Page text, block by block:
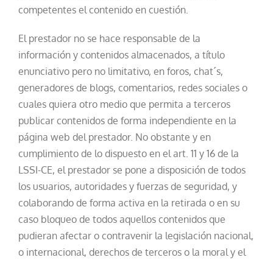
competentes el contenido en cuestión.
El prestador no se hace responsable de la
información y contenidos almacenados, a título
enunciativo pero no limitativo, en foros, chat´s,
generadores de blogs, comentarios, redes sociales o
cuales quiera otro medio que permita a terceros
publicar contenidos de forma independiente en la
página web del prestador. No obstante y en
cumplimiento de lo dispuesto en el art. 11 y 16 de la
LSSI-CE, el prestador se pone a disposición de todos
los usuarios, autoridades y fuerzas de seguridad, y
colaborando de forma activa en la retirada o en su
caso bloqueo de todos aquellos contenidos que
pudieran afectar o contravenir la legislación nacional,
o internacional, derechos de terceros o la moral y el